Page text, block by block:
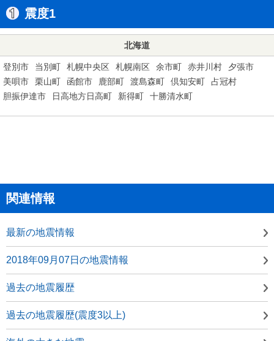
震度1
北海道
登別市 当別町 札幌中央区 札幌南区 余市町 赤井川村
夕張市
美唄市
栗山町 函館市 鹿部町 渡島森町 倶知安町
占冠村
胆振伊達市
日高地方日高町 新得町 十勝清水町
関連情報
最新の地震情報
2018年09月07日の地震情報
過去の地震履歴
過去の地震履歴(震度3以上)